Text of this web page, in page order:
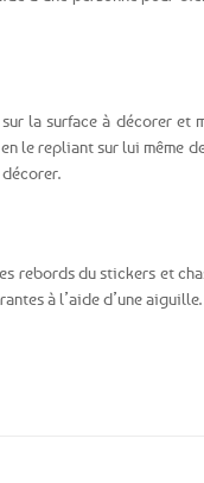
la surface à décorer et
le repliant sur lui même
rebords du stickers et
à l’aide d’une aiguille.